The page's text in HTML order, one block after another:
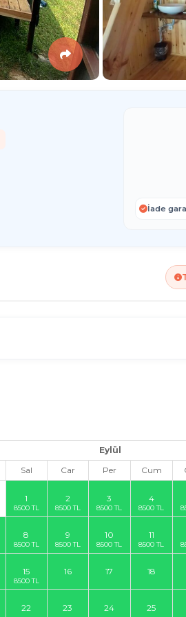
İade
Eylül
Sal Car Per Cum
1 2 3 4
8 9 10 11
15 16 17 18
22 23 24 25